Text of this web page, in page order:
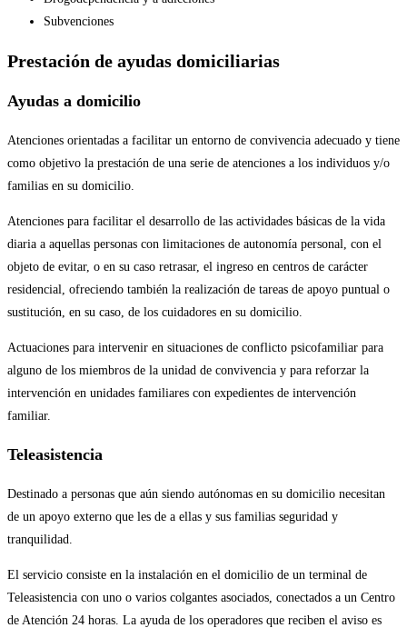
Subvenciones
Prestación de ayudas domiciliarias
Ayudas a domicilio
Atenciones orientadas a facilitar un entorno de convivencia adecuado y tiene
como objetivo la prestación de una serie de atenciones a los individuos y/o
familias en su domicilio.
Atenciones para facilitar el desarrollo de las actividades básicas de la vida
diaria a aquellas personas con limitaciones de autonomía personal, con el
objeto de evitar, o en su caso retrasar, el ingreso en centros de carácter
residencial, ofreciendo también la realización de tareas de apoyo puntual o
sustitución, en su caso, de los cuidadores en su domicilio.
Actuaciones para intervenir en situaciones de conflicto psicofamiliar para
alguno de los miembros de la unidad de convivencia y para reforzar la
intervención en unidades familiares con expedientes de intervención
familiar.
Teleasistencia
Destinado a personas que aún siendo autónomas en su domicilio necesitan
de un apoyo externo que les de a ellas y sus familias seguridad y
tranquilidad.
El servicio consiste en la instalación en el domicilio de un terminal de
Teleasistencia con uno o varios colgantes asociados, conectados a un Centro
de Atención 24 horas. La ayuda de los operadores que reciben el aviso es